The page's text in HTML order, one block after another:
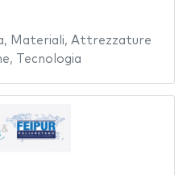
, Materiali, Attrezzature
, Tecnologia